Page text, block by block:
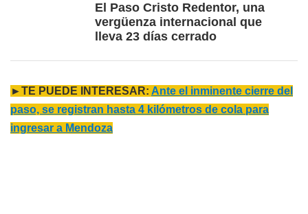
El Paso Cristo Redentor, una
vergüenza internacional que
lleva 23 días cerrado
►TE PUEDE INTERESAR: Ante el inminente cierre del
paso, se registran hasta 4 kilómetros de cola para
ingresar a Mendoza